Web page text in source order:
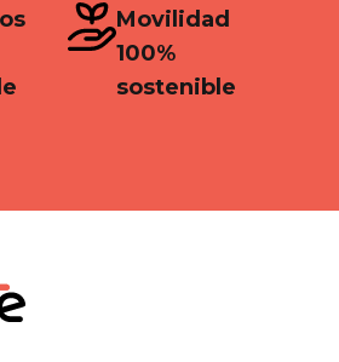
Movilidad
100%
sostenible